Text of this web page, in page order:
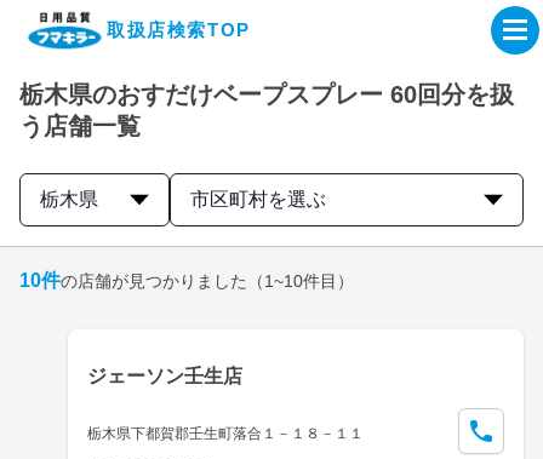
取扱店検索TOP
企業・IR情報サイト
製品情報サイト
取扱店検索はこちら
栃木県のおすだけベープスプレー 60回分を扱
う店舗一覧
栃木県 市区町村を選ぶ
10件の店舗が見つかりました （1~10件目）
ジェーソン壬生店
栃木県下都賀郡壬生町落合１－１８－１１